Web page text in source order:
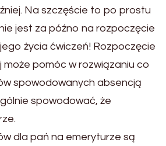
Na szczęście to po prostu
jest za późno na rozpoczęcie
życia ćwiczeń! Rozpoczęcie
pomóc w rozwiązaniu co
spowodowanych absencją
spowodować, że
dla pań na emeryturze są